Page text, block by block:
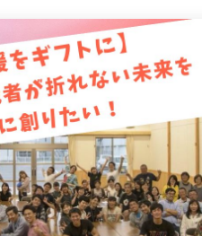
関東 茨城
中部 新潟
近畿
中国 鳥取
四国 徳島
九州・沖縄 福岡